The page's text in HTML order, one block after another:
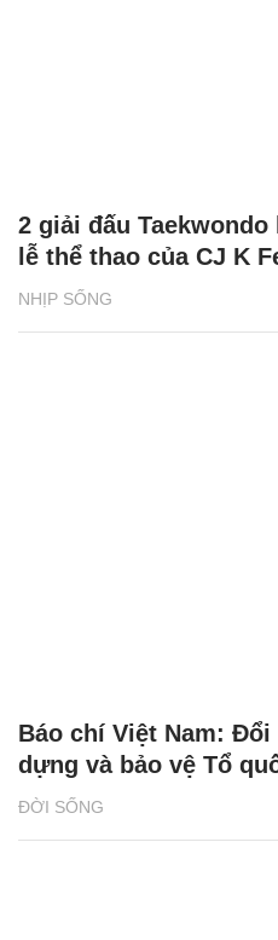
NHỊP SỐNG
2 giải đấu
lễ thể thao của CJ K
ĐỜI SỐNG
Báo chí Việt Nam:
dựng và bảo vệ Tổ